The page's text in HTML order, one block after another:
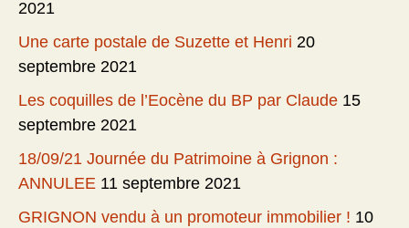
2021
Une carte postale de Suzette et Henri 20
septembre 2021
Les coquilles de l’Eocène du BP par Claude 15
septembre 2021
18/09/21 Journée du Patrimoine à Grignon :
ANNULEE 11 septembre 2021
GRIGNON vendu à un promoteur immobilier ! 10